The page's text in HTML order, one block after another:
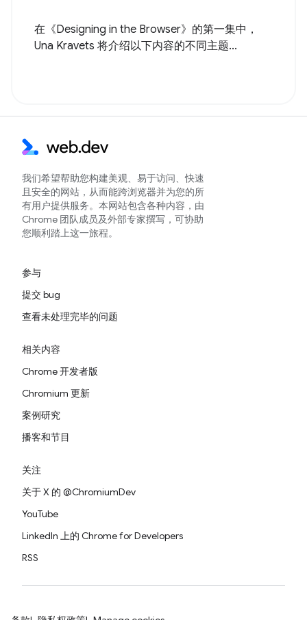
在《Designing in the Browser》的第一集中，
Una Kravets 将介绍以下内容的不同主题...
我们希望帮助您构建美观、易于访问、快速
且安全的网站，从而能跨浏览器并为您的所
有用户提供服务。本网站包含各种内容，由
Chrome 团队成员及外部专家撰写，可协助
您顺利踏上这一旅程。
参与
提交 bug
查看未处理完毕的问题
相关内容
Chrome 开发者版
Chromium 更新
案例研究
播客和节目
关注
关于 X 的 @ChromiumDev
YouTube
LinkedIn 上的 Chrome for Developers
RSS